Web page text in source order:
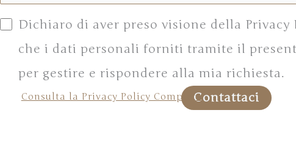
Dichiaro di aver preso visione della
che i dati personali forniti tramite il
per gestire e rispondere alla mia richiesta.
Consulta la Privacy Policy CompletaContattaci